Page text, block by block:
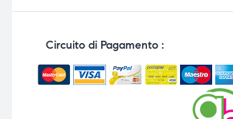
Circuito di Pagamento :